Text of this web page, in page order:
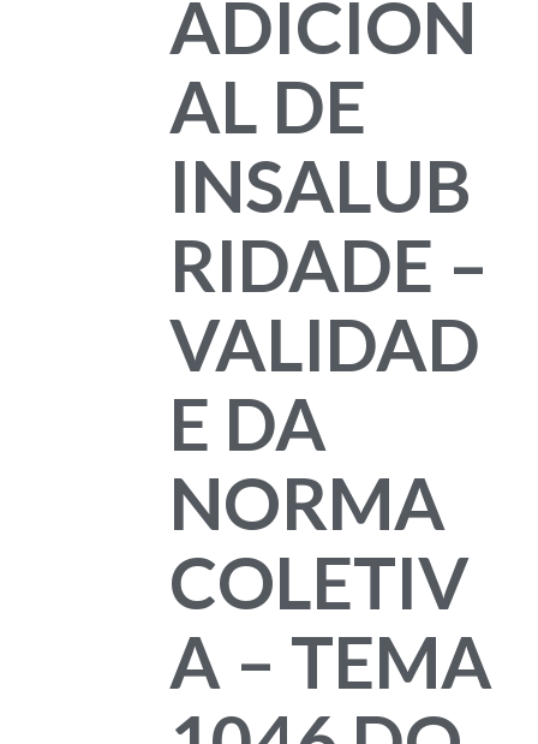
ADICION
AL DE
INSALUB
RIDADE –
VALIDAD
E DA
NORMA
COLETIV
A – TEMA